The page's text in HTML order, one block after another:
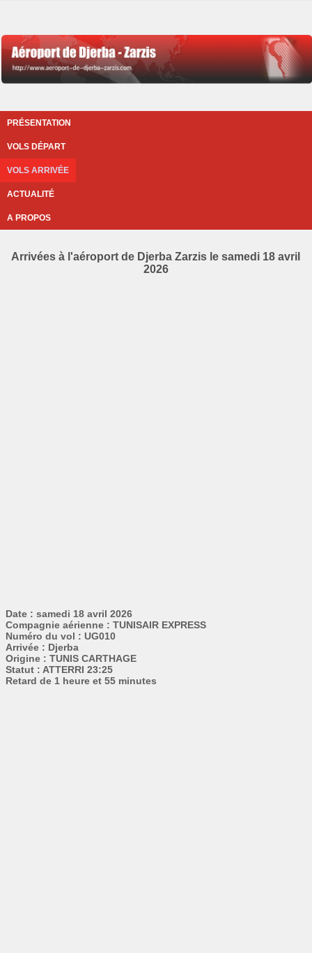
PRÉSENTATION
VOLS DÉPART
VOLS ARRIVÉE
ACTUALITÉ
A PROPOS
Arrivées à l'aéroport de Djerba Zarzis le samedi 18 avril
2026
Date : samedi 18 avril 2026
Compagnie aérienne : TUNISAIR EXPRESS
Numéro du vol : UG010
Arrivée : Djerba
Origine : TUNIS CARTHAGE
Statut : ATTERRI 23:25
Retard de 1 heure et 55 minutes